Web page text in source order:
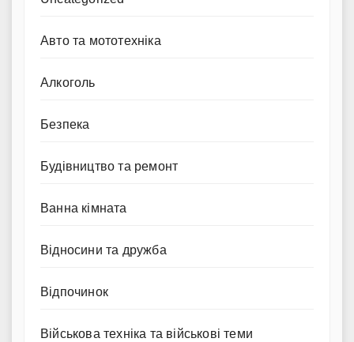
Авто та мототехніка
Алкоголь
Безпека
Будівництво та ремонт
Ванна кімната
Відносини та дружба
Відпочинок
Військова техніка та військові теми